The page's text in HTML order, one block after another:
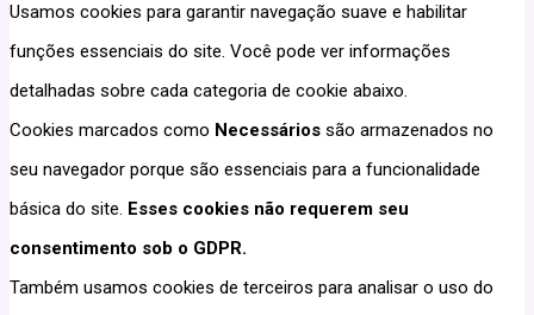
Usamos cookies para garantir navegação suave e habilitar
funções essenciais do site. Você pode ver informações
detalhadas sobre cada categoria de cookie abaixo.
Cookies marcados como Necessários são armazenados no
seu navegador porque são essenciais para a funcionalidade
básica do site. Esses cookies não requerem seu
consentimento sob o GDPR.
Também usamos cookies de terceiros para analisar o uso do